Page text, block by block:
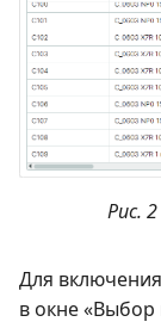
Рис.
Для
в окне «Выбор